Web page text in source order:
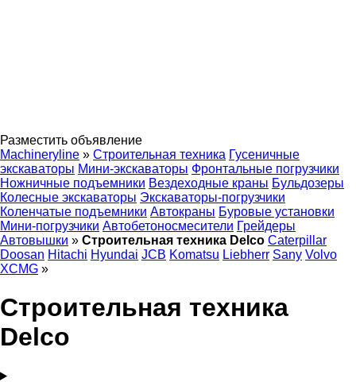
Разместить объявление
Machineryline » Строительная техника Гусеничные
экскаваторы Мини-экскаваторы Фронтальные погрузчики
Ножничные подъемники Вездеходные краны Бульдозеры
Колесные экскаваторы Экскаваторы-погрузчики
Коленчатые подъемники Автокраны Буровые установки
Мини-погрузчики Автобетоносмесители Грейдеры
Автовышки » Строительная техника Delco Caterpillar
Doosan Hitachi Hyundai JCB Komatsu Liebherr Sany Volvo
XCMG »
Строительная техника
Delco